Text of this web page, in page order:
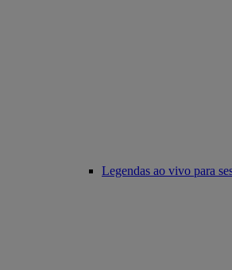
Legendas ao vivo para